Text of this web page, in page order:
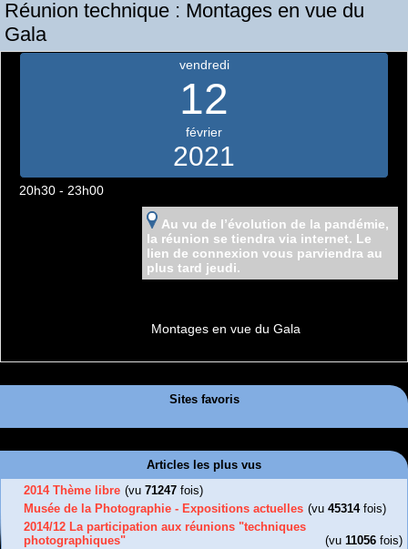
Réunion technique : Montages en vue du
Gala
vendredi
12
février
2021
20h30 - 23h00
Au vu de l’évolution de la pandémie,
la réunion se tiendra via internet. Le
lien de connexion vous parviendra au
plus tard jeudi.
Montages en vue du Gala
Sites favoris
Articles les plus vus
2014 Thème libre (vu 71247 fois)
Musée de la Photographie - Expositions actuelles (vu 45314fois)
2014/12 La participation aux réunions "techniques
photographiques"
(vu 11056 fois)